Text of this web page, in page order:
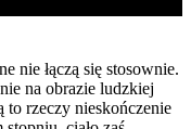
nie łączą się stosownie.
na obrazie ludzkiej
to rzeczy nieskończenie